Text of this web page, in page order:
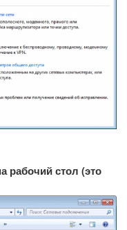
рабочий стол (это